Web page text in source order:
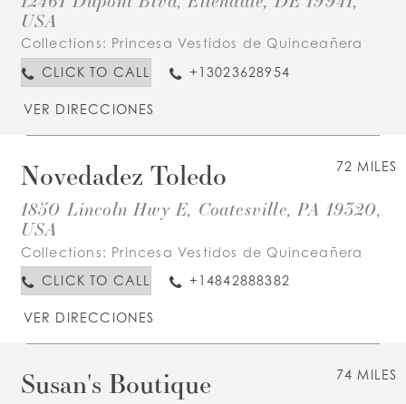
USA
Collections: Princesa Vestidos de Quinceañera
CLICK TO CALL
+13023628954
VER DIRECCIONES
72 MILES
Novedadez Toledo
1850 Lincoln Hwy E, Coatesville, PA 19320,
USA
Collections: Princesa Vestidos de Quinceañera
CLICK TO CALL
+14842888382
VER DIRECCIONES
74 MILES
Susan's Boutique